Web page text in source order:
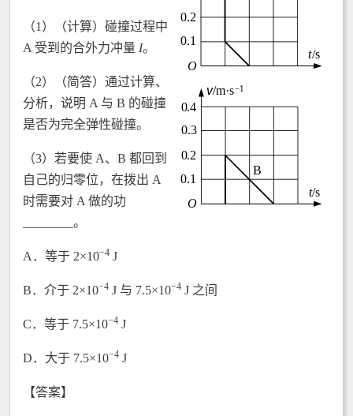
（1）（计算）碰撞过程中
A 受到的合外力冲量 I。
（2）（简答）通过计算、
分析，说明 A 与 B 的碰撞
是否为完全弹性碰撞。
（3）若要使 A、B 都回到
自己的归零位，在拨出 A
时需要对 A 做的功
________。
A．等于 2×10−4 J
B．介于 2×10−4 J 与 7.5×10−4 J 之间
C．等于 7.5×10−4 J
D．大于 7.5×10−4 J
【答案】